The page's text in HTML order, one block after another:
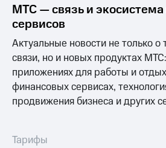
акционерам
Документы
"МТС"
Собрания
акционеров
Личный
кабинет
акционера
МТС — связь и
сервисов
Актуальные новости не только о
связи, но и новых продуктах
приложениях для работы и
финансовых сервисах,
продвижения бизнеса и других
Тарифы